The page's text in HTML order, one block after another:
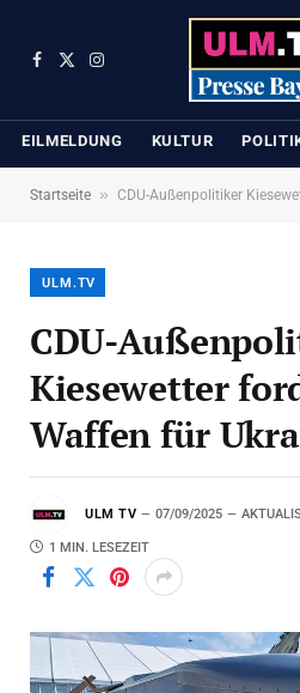
Facebook
X
Instagram
EILMELDUNG KULTUR
Startseite » CDU-Außenpolitiker
ULM.TV
CDU-
Kiesewetter
Waffen für
ULM TV 07/09/2025
1 MIN. LESEZEIT